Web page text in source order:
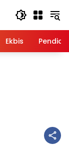
Ekbis